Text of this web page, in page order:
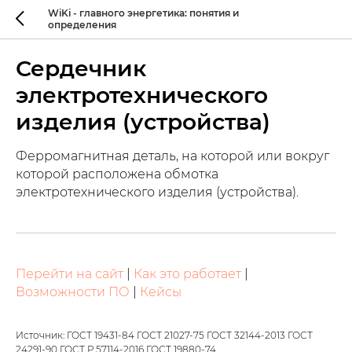
WiKi - главного энергетика: понятия и
определения
Сердечник
электротехнического
изделия (устройства)
Ферромагнитная деталь, на которой или вокруг
которой расположена обмотка
электротехнического изделия (устройства).
Перейти на сайт| Как это работает|
Возможности ПО
Кейсы
Источник: ГОСТ 19431-84 ГОСТ 21027-75 ГОСТ 32144-2013 ГОСТ
24291-90 ГОСТ Р 57114-2016 ГОСТ 19880-74